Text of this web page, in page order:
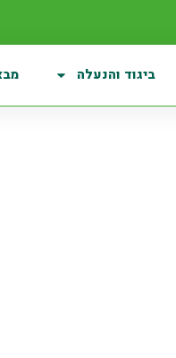
ביגוד והנעלה